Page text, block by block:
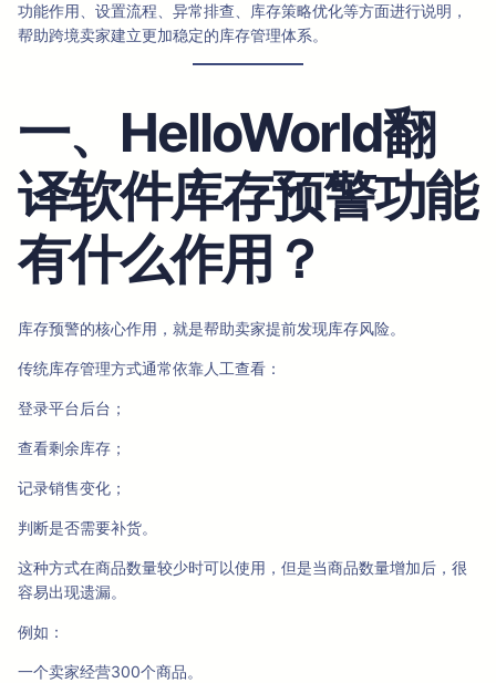
功能作用、设置流程、异常排查、库存策略优化等方面进行说明，
帮助跨境卖家建立更加稳定的库存管理体系。
一、HelloWorld翻
译软件库存预警功能
有什么作用？
库存预警的核心作用，就是帮助卖家提前发现库存风险。
传统库存管理方式通常依靠人工查看：
登录平台后台；
查看剩余库存；
记录销售变化；
判断是否需要补货。
这种方式在商品数量较少时可以使用，但是当商品数量增加后，很
容易出现遗漏。
例如：
一个卖家经营300个商品。